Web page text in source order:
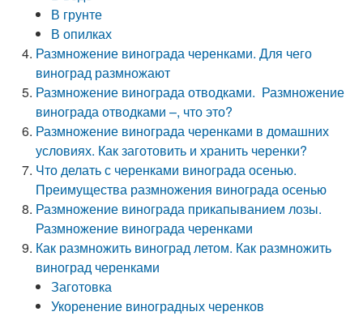
В грунте
В опилках
Размножение винограда черенками. Для чего
виноград размножают
Размножение винограда отводками. Размножение
винограда отводками –, что это?
Размножение винограда черенками в домашних
условиях. Как заготовить и хранить черенки?
Что делать с черенками винограда осенью.
Преимущества размножения винограда осенью
Размножение винограда прикапыванием лозы.
Размножение винограда черенками
Как размножить виноград летом. Как размножить
виноград черенками
Заготовка
Укоренение виноградных черенков